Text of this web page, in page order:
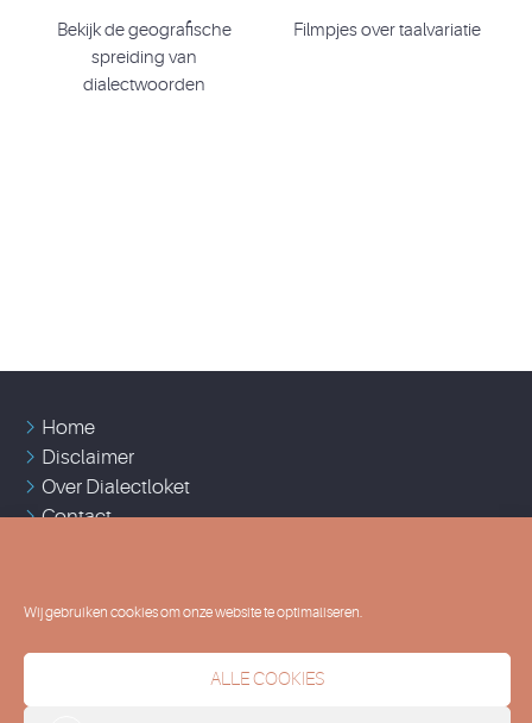
Wij gebruiken cookies om onze website te optimaliseren.
ALLE COOKIES
Bekijk de geografische
spreiding van
dialectwoorden
Filmpjes over taalvariatie
Home
Disclaimer
Over Dialectloket
Contact
2024 © UGentVakgroep Taalkunde - Nederlands